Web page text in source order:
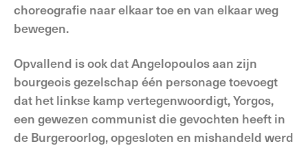
choreografie naar elkaar toe en van elkaar weg
bewegen.
Opvallend is ook dat Angelopoulos aan zijn
bourgeois gezelschap één personage toevoegt
dat het linkse kamp vertegenwoordigt, Yorgos,
een gewezen communist die gevochten heeft in
de Burgeroorlog, opgesloten en mishandeld werd